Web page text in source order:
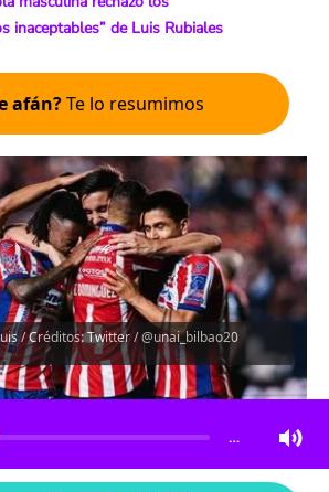
inaceptables” de Luis Rubiales
afán?Te lo resumimos
/ Créditos: Twitter / @unai_bilbao20
Escucha el artículo
…